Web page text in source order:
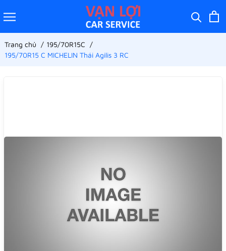
Trang chủ
195/70R15C
195/70R15 C MICHELIN Thái Agilis 3 RC